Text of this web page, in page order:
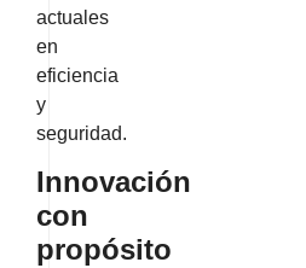
actuales
en
eficiencia
y
seguridad.
Innovación
con
propósito